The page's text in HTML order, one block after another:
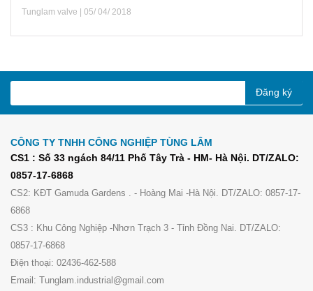
Tunglam valve | 05/ 04/ 2018
Đăng ký
CÔNG TY TNHH CÔNG NGHIỆP TÙNG LÂM
CS1 : Số 33 ngách 84/11 Phố Tây Trà - HM- Hà Nội. DT/ZALO:
0857-17-6868
CS2: KĐT Gamuda Gardens . - Hoàng Mai -Hà Nội. DT/ZALO: 0857-17-
6868
CS3 : Khu Công Nghiệp -Nhơn Trạch 3 - Tỉnh Đồng Nai. DT/ZALO:
0857-17-6868
Điện thoại: 02436-462-588
Email: Tunglam.industrial@gmail.com